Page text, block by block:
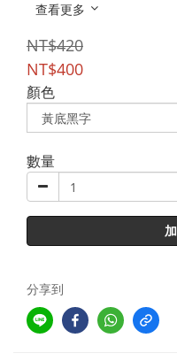
查看更多
NT$420
NT$400
顏色
數量
分享到